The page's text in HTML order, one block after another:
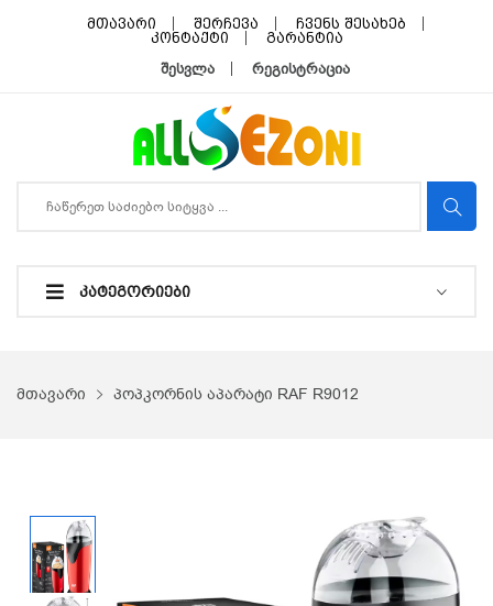
მთავარი შერჩევა
ჩვენს შესახებ
კონტაქტი
გარანტია
შესვლა რეგისტრაცია
ᲙᲐᲢᲔᲒᲝᲠᲘᲔᲑᲘ
მთავარი პოპკორნის აპარატი RAF R9012